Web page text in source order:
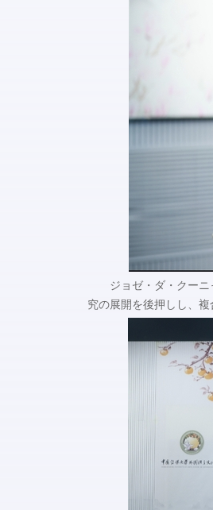
ジョゼ・ダ・クー
究の展開を後押しし、